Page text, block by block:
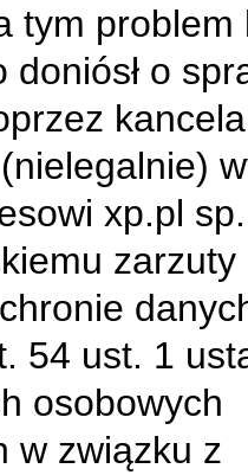
tym problem
doniósł o
xp.pl
zarzuty
54 ust. 1
osobowych
w związku z